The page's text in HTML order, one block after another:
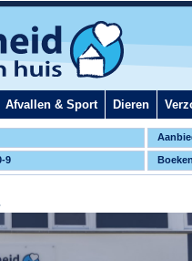
Afvallen & Sport Dieren
9